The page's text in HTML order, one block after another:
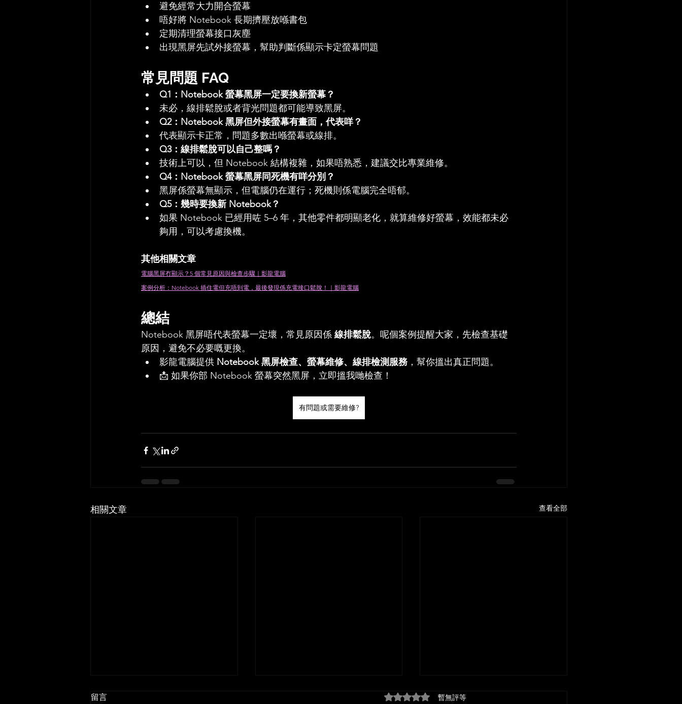
避免經常大力開合螢幕
唔好將 Notebook 長期擠壓放喺書包
定期清理螢幕接口灰塵
出現黑屏先試外接螢幕，幫助判斷係顯示卡定螢幕問題
常見問題 FAQ
Q1：Notebook 螢幕黑屏一定要換新螢幕？
未必，線排鬆脫或者背光問題都可能導致黑屏。
Q2：Notebook 黑屏但外接螢幕有畫面，代表咩？
代表顯示卡正常，問題多數出喺螢幕或線排。
Q3：線排鬆脫可以自己整嗎？
技術上可以，但 Notebook 結構複雜，如果唔熟悉，建議交比專業維修。
Q4：Notebook 螢幕黑屏同死機有咩分別？
黑屏係螢幕無顯示，但電腦仍在運行；死機則係電腦完全唔郁。
Q5：幾時要換新 Notebook？
如果 Notebook 已經用咗 5–6 年，其他零件都明顯老化，就算維修好螢幕，效能都未必
夠用，可以考慮換機。
其他相關文章
電腦黑屏冇顯示？5 個常見原因與檢查步驟｜影龍電腦
案例分析：Notebook 插住電但充唔到電，最後發現係充電接口鬆脫！｜影龍電腦
總結
Notebook 黑屏唔代表螢幕一定壞，常見原因係 線排鬆脫。呢個案例提醒大家，先檢查基礎
原因，避免不必要嘅更換。
影龍電腦提供 Notebook 黑屏檢查、螢幕維修、線排檢測服務，幫你搵出真正問題。
📩 如果你部 Notebook 螢幕突然黑屏，立即搵我哋檢查！
有問題或需要維修?
相關文章 查看全部
留言 評等為 0（最高為 5 顆星）。
暫無評等